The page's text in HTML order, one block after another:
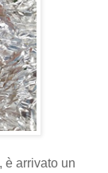
è arrivato un